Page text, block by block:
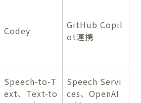
Codey
GitHub Copil
ot連携
Speech-to-T
ext、Text-to
Speech Servi
ces、OpenAI